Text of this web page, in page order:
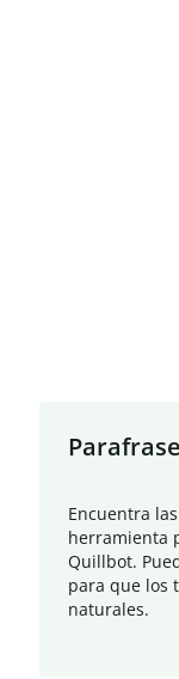
Encuentra
herramienta
Quillbot.
para que los
naturales.